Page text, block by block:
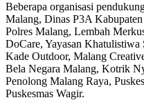
Beberapa organisasi
Malang, Dinas P3A
Polres Malang, Lembah
DoCare, Yayasan
Kade Outdoor, Malang
Bela Negara Malang, Kotrik
Penolong Malang Raya,
Puskesmas Wagir.